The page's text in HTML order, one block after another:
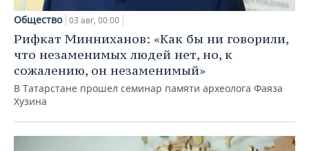
Общество 03 авг, 00:00
Рифкат Минниханов: «Как бы ни говорили,
что незаменимых людей нет, но, к
сожалению, он незаменимый»
В Татарстане прошел семинар памяти археолога Фаяза
Хузина